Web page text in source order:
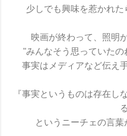
少しでも興味を惹かれた
映画が終わって、照明
"みんなそう思っていたの
事実はメディアなど伝え
『事実というものは存在し
というニーチェの言葉